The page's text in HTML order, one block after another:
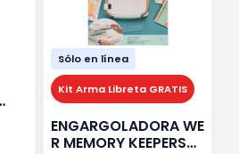
Sólo en línea
Kit Arma Libreta GRATIS
ENGARGOLADORA WE
R MEMORY KEEPERS